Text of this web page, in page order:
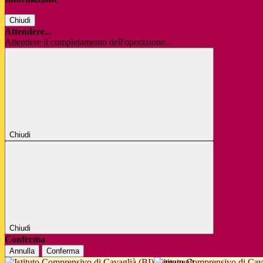
Chiudi
Attendere...
Attendere il completamento dell'operazione...
Chiudi
Chiudi
Conferma
Annulla Conferma